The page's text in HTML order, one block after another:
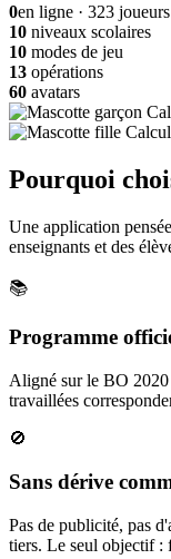
0en ligne · 323 joueurs
10 niveaux scolaires
10 modes de jeu
13 opérations
60 avatars
Pourquoi
Une application
enseignants et des
📚
Programme
Aligné sur le BO 2020
travaillées
🚫
Sans dérive
Pas de publicité, pas
tiers. Le seul objectif :